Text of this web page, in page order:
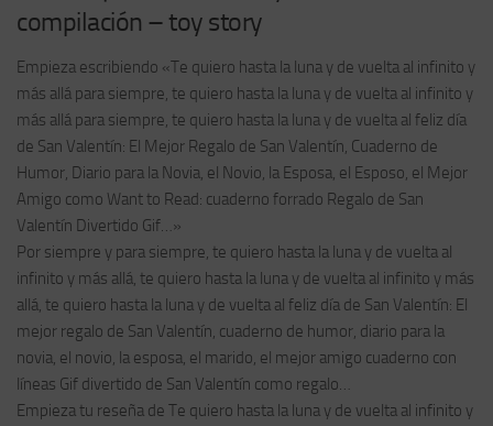
compilación – toy story
Empieza escribiendo «Te quiero hasta la luna y de vuelta al infinito y
más allá para siempre, te quiero hasta la luna y de vuelta al infinito y
más allá para siempre, te quiero hasta la luna y de vuelta al feliz día
de San Valentín: El Mejor Regalo de San Valentín, Cuaderno de
Humor, Diario para la Novia, el Novio, la Esposa, el Esposo, el Mejor
Amigo como Want to Read: cuaderno forrado Regalo de San
Valentín Divertido Gif…»
Por siempre y para siempre, te quiero hasta la luna y de vuelta al
infinito y más allá, te quiero hasta la luna y de vuelta al infinito y más
allá, te quiero hasta la luna y de vuelta al feliz día de San Valentín: El
mejor regalo de San Valentín, cuaderno de humor, diario para la
novia, el novio, la esposa, el marido, el mejor amigo cuaderno con
líneas Gif divertido de San Valentín como regalo…
Empieza tu reseña de Te quiero hasta la luna y de vuelta al infinito y